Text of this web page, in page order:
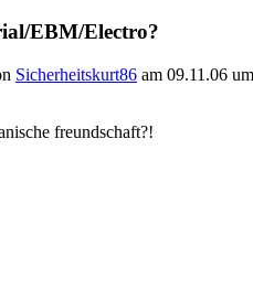
EBM/Electro?
Sicherheitskurt86 am 09.11.06
freundschaft?!